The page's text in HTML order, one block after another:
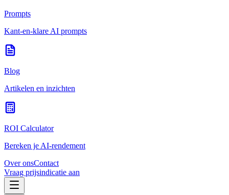
Prompts
Kant-en-klare AI prompts
Blog
Artikelen en inzichten
ROI Calculator
Bereken je AI-rendement
Over onsContact
Vraag prijsindicatie aan